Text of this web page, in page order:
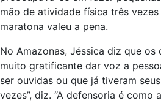
mão de atividade física três vezes
maratona valeu a pena.
No Amazonas, Jéssica diz que os
muito gratificante dar voz a
ser ouvidas ou que já tiveram
vezes”, diz. “A defensoria é